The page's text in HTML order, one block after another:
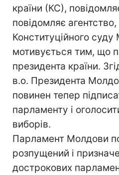
країни (КС),
повідомляє
Конституційного
мотивується тим, що
президента країни.
в.о. Президента
повинен тепер
парламенту і
виборів.
Парламент Молдови
розпущений і
дострокових